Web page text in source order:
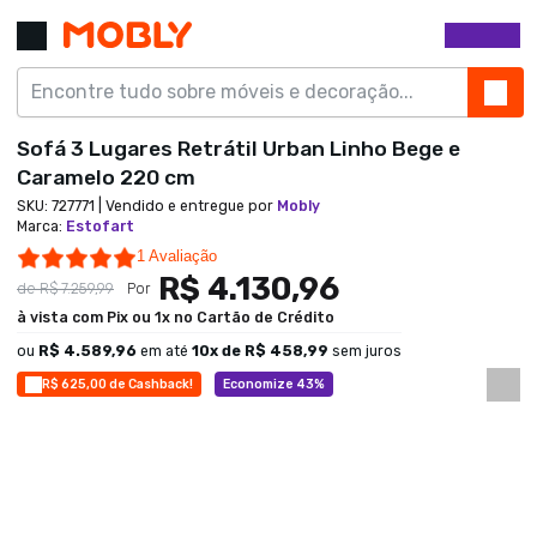
R$ 625,00 de Cashback! Economize 43%
Sofá 3 Lugares Retrátil Urban Linho Bege e
Caramelo 220 cm
SKU: 727771 | Vendido e entregue por Mobly
Marca: Estofart
5.0 star rating
1 Avaliação
deR$ 7.259,99 Por R$ 4.130,96
à vista com Pix ou 1x no Cartão de Crédito
ou R$ 4.589,96 em até 10x de R$ 458,99 sem juros